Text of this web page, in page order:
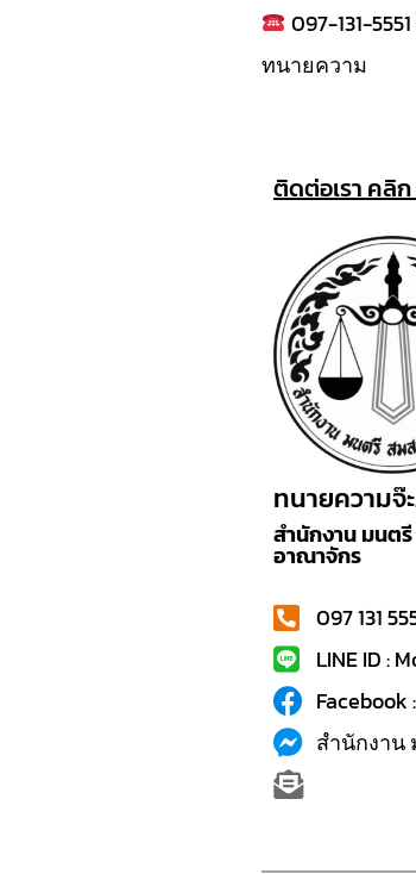
097-131-
ทนายความ
ติดต่อเรา คลิ
ทนายความจ๊
สำนักงาน มนต
อาณาจักร
097 131
LINE ID :
สำนักงาน